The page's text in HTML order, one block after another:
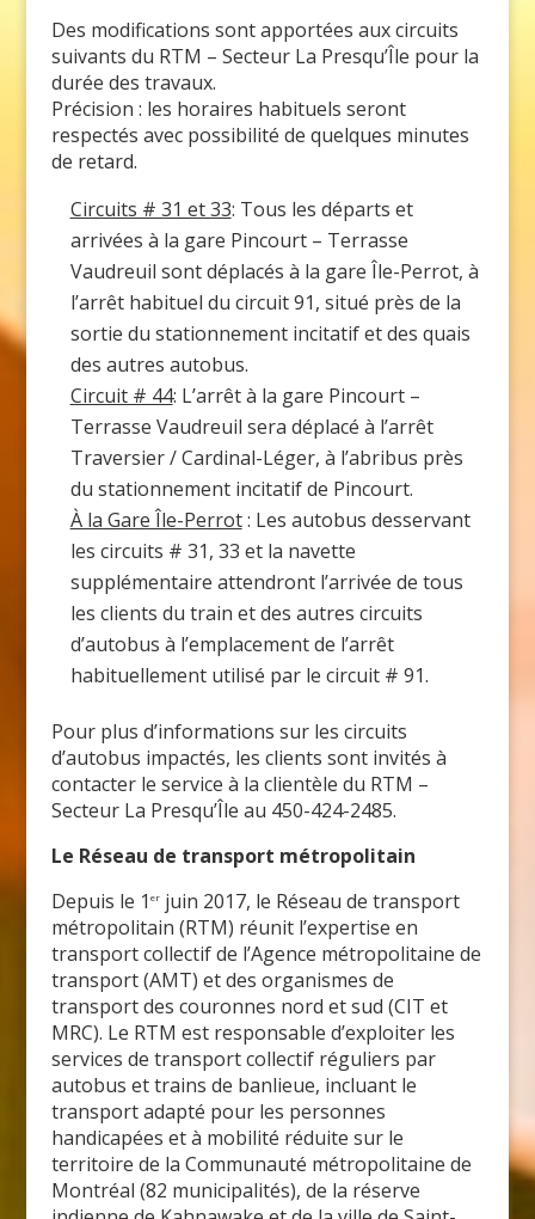
Des modifications sont apportées aux circuits
suivants du RTM – Secteur La Presqu’Île pour la
durée des travaux.
Précision : les horaires habituels seront
respectés avec possibilité de quelques minutes
de retard.
Circuits # 31 et 33: Tous les départs et
arrivées à la gare Pincourt – Terrasse
Vaudreuil sont déplacés à la gare Île-Perrot, à
l’arrêt habituel du circuit 91, situé près de la
sortie du stationnement incitatif et des quais
des autres autobus.
Circuit # 44: L’arrêt à la gare Pincourt –
Terrasse Vaudreuil sera déplacé à l’arrêt
Traversier / Cardinal-Léger, à l’abribus près
du stationnement incitatif de Pincourt.
À la Gare Île-Perrot: Les autobus desservant
les circuits # 31, 33 et la navette
supplémentaire attendront l’arrivée de tous
les clients du train et des autres circuits
d’autobus à l’emplacement de l’arrêt
habituellement utilisé par le circuit # 91.
Pour plus d’informations sur les circuits
d’autobus impactés, les clients sont invités à
contacter le service à la clientèle du RTM –
Secteur La Presqu’Île au 450-424-2485.
Le Réseau de transport métropolitain
Depuis le 1 erjuin 2017, le Réseau de transport
métropolitain (RTM) réunit l’expertise en
transport collectif de l’Agence métropolitaine de
transport (AMT) et des organismes de
transport des couronnes nord et sud (CIT et
MRC). Le RTM est responsable d’exploiter les
services de transport collectif réguliers par
autobus et trains de banlieue, incluant le
transport adapté pour les personnes
handicapées et à mobilité réduite sur le
territoire de la Communauté métropolitaine de
Montréal (82 municipalités), de la réserve